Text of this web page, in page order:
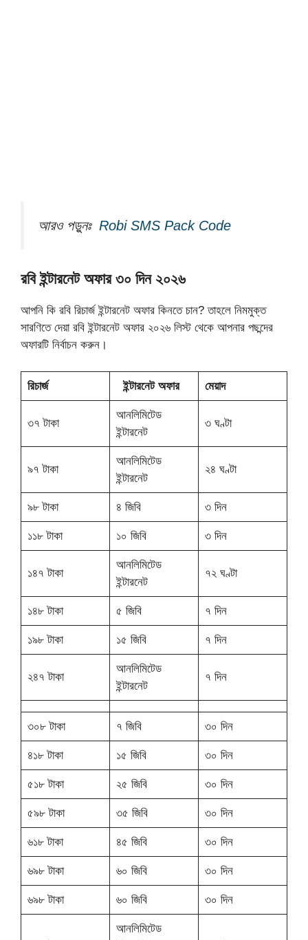
আরও পড়ুনঃ Robi SMS Pack Code
রবি ইন্টারনেট অফার ৩০ দিন ২০২৬
আপনি কি রবি রিচার্জ ইন্টারনেট অফার কিনতে চান? তাহলে নিমমুক্ত
সারণিতে দেয়া রবি ইন্টারনেট অফার ২০২৬ লিস্ট থেকে আপনার পছন্দের
অফারটি নির্বাচন করুন।
রিচার্জ ইন্টারনেট অফার মেয়াদ
৩৭ টাকা
আনলিমিটেড
ইন্টারনেট
৩ ঘণ্টা
৯৭ টাকা
আনলিমিটেড
ইন্টারনেট
২৪ ঘণ্টা
৯৮ টাকা ৪ জিবি ৩ দিন
১১৮ টাকা ১০ জিবি ৩ দিন
১৪৭ টাকা
আনলিমিটেড
ইন্টারনেট
৭২ ঘণ্টা
১৪৮ টাকা ৫ জিবি ৭ দিন
১৯৮ টাকা ১৫ জিবি ৭ দিন
২৪৭ টাকা
আনলিমিটেড
ইন্টারনেট
৭ দিন
৩০৮ টাকা ৭ জিবি ৩০ দিন
৪১৮ টাকা ১৫ জিবি ৩০ দিন
৫১৮ টাকা ২৫ জিবি ৩০ দিন
৫৯৮ টাকা ৩৫ জিবি ৩০ দিন
৬১৮ টাকা ৪৫ জিবি ৩০ দিন
৬৯৮ টাকা ৬০ জিবি ৩০ দিন
৬৯৮ টাকা ৬০ জিবি ৩০ দিন
আনলিমিটেড